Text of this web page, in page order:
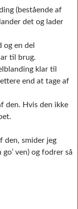
(bestående af
det og lader
og en del
til brug.
klar til
end at tage af
den. Hvis den ikke
den, smider jeg
ven) og fodrer så